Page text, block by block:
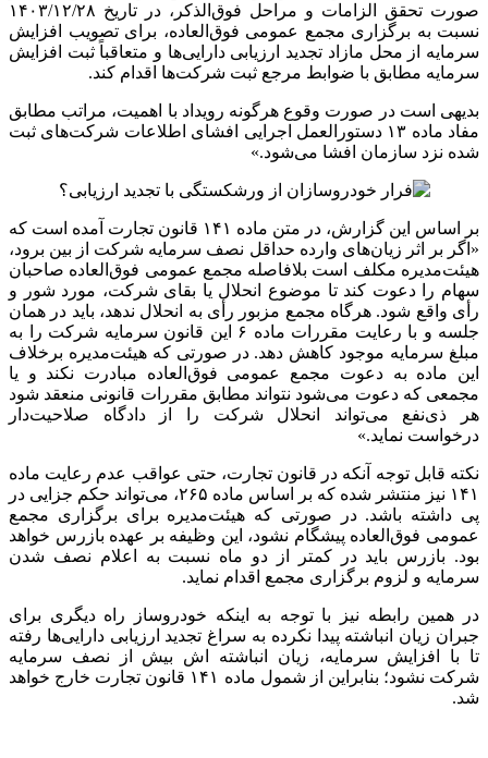
نسبت به برگزاری مجمع عمومی فوق‌العاده، برای تصویب افزایش
سرمایه از محل مازاد تجدید ارزیابی دارایی‌ها و متعاقباً ثبت افزایش
سرمایه مطابق با ضوابط مرجع ثبت شرکت‌ها اقدام کند.
بدیهی است در صورت وقوع هرگونه رویداد با اهمیت، مراتب مطابق
مفاد ماده ۱۳ دستورالعمل اجرایی افشای اطلاعات شرکت‌های ثبت
شده نزد سازمان افشا می‌شود.»
بر اساس این گزارش، در متن ماده ۱۴۱ قانون تجارت آمده است که
«اگر بر اثر زیان‌های وارده حداقل نصف سرمایه شرکت از بین برود،
هیئت‌مدیره مکلف است بلافاصله مجمع عمومی فوق‌العاده صاحبان
سهام را دعوت کند تا موضوع انحلال یا بقای شرکت، مورد شور و
رأی واقع شود. هرگاه مجمع مزبور رأی به انحلال ندهد، باید در همان
جلسه و با رعایت مقررات ماده ۶ این قانون سرمایه شرکت را به
مبلغ سرمایه موجود کاهش دهد. در صورتی که هیئت‌مدیره برخلاف
این ماده به دعوت مجمع عمومی فوق‌العاده مبادرت نکند و یا
مجمعی که دعوت می‌شود نتواند مطابق مقررات قانونی منعقد شود
هر ذی‌نفع می‌تواند انحلال شرکت را از دادگاه صلاحیت‌دار
درخواست نماید.»
نکته قابل توجه آنکه در قانون تجارت، حتی عواقب عدم رعایت ماده
۱۴۱ نیز منتشر شده که بر اساس ماده ۲۶۵، می‌تواند حکم جزایی در
پی داشته باشد. در صورتی که هیئت‌مدیره برای برگزاری مجمع
عمومی فوق‌العاده پیشگام نشود، این وظیفه بر عهده بازرس خواهد
بود. بازرس باید در کمتر از دو ماه نسبت به اعلام نصف شدن
سرمایه و لزوم برگزاری مجمع اقدام نماید.
در همین رابطه نیز با توجه به اینکه خودروساز راه دیگری برای
جبران زیان انباشته پیدا نکرده به سراغ تجدید ارزیابی دارایی‌ها رفته
تا با افزایش سرمایه، زیان انباشته
اش بیش از نصف سرمایه
شرکت نشود؛ بنابراین از شمول ماده ۱۴۱ قانون تجارت خارج خواهد
شد.